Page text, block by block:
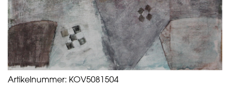
Artikelnummer: KOV5081504